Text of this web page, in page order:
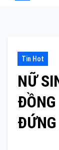
Tin Hot
NỮ